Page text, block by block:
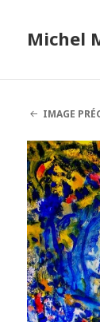
Michel
IMAGE